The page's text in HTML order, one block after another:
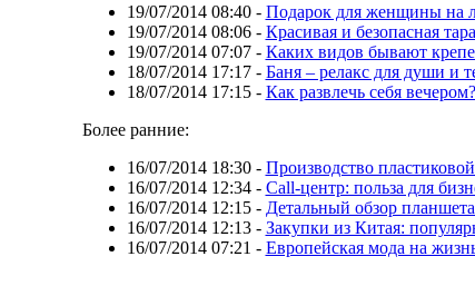
19/07/2014 08:40- Подарок для женщины на
19/07/2014 08:06- Красивая и безопасная
19/07/2014 07:07- Каких видов бывают
18/07/2014 17:17- Баня – релакс для души и
18/07/2014 17:15- Как развлечь себя вечером?
Более ранние:
16/07/2014 18:30- Производство
16/07/2014 12:34- Call-центр: польза для
16/07/2014 12:15- Детальный обзор
16/07/2014 12:13- Закупки из Китая:
16/07/2014 07:21 - Европейская мода на